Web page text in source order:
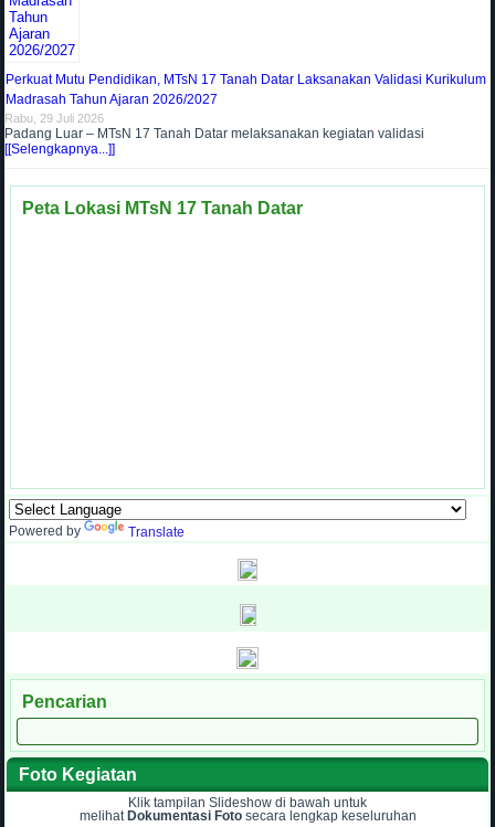
Perkuat Mutu Pendidikan, MTsN 17 Tanah Datar Laksanakan Validasi Kurikulum
Madrasah Tahun Ajaran 2026/2027
Rabu, 29 Juli 2026
Padang Luar – MTsN 17 Tanah Datar melaksanakan kegiatan validasi
[[Selengkapnya...]]
Peta Lokasi MTsN 17 Tanah Datar
Powered by Translate
Pencarian
Foto Kegiatan
Klik tampilan Slideshow di bawah untuk
melihat Dokumentasi Fotosecara lengkap keseluruhan